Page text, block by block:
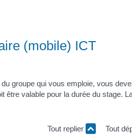
(mobile) ICT
groupe qui vous emploie, vous
être valable pour la durée du stage.
Tout replier Tout